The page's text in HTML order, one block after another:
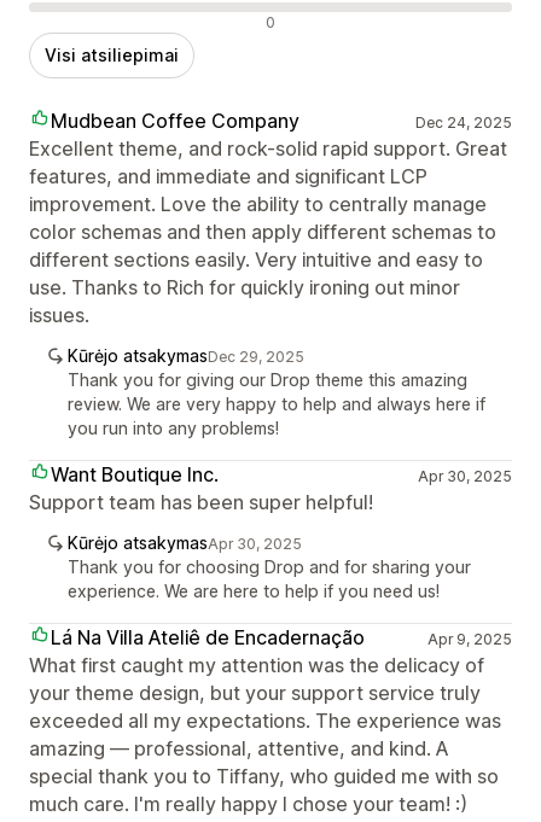
Neigiami atsiliepimai 0
Visi atsiliepimai
Mudbean Coffee Company Dec 24, 2025
Excellent theme, and rock-solid rapid support. Great
features, and immediate and significant LCP
improvement. Love the ability to centrally manage
color schemas and then apply different schemas to
different sections easily. Very intuitive and easy to
use. Thanks to Rich for quickly ironing out minor
issues.
Kūrėjo atsakymasDec 29, 2025
Thank you for giving our Drop theme this amazing
review. We are very happy to help and always here if
you run into any problems!
Want Boutique Inc. Apr 30, 2025
Support team has been super helpful!
Kūrėjo atsakymasApr 30, 2025
Thank you for choosing Drop and for sharing your
experience. We are here to help if you need us!
Lá Na Villa Ateliê de Encadernação Apr 9, 2025
What first caught my attention was the delicacy of
your theme design, but your support service truly
exceeded all my expectations. The experience was
amazing — professional, attentive, and kind. A
special thank you to Tiffany, who guided me with so
much care. I'm really happy I chose your team! :)